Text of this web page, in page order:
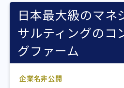
日本最大級のマネ
サルティングのコ
グファーム
企業名非公開